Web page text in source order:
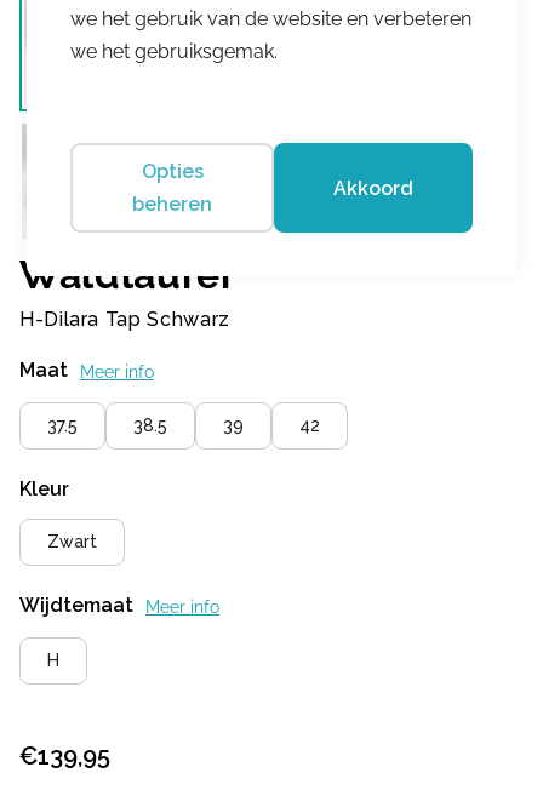
Waldlaufer
H-Dilara Tap Schwarz
Kleur
Zwart
Maat Meer info
37.5 38.5 39 42
Wijdtemaat Meer info
H
€139,95
we het gebruik van de website en verbeteren
we het gebruiksgemak.
Opties
beheren
Akkoord